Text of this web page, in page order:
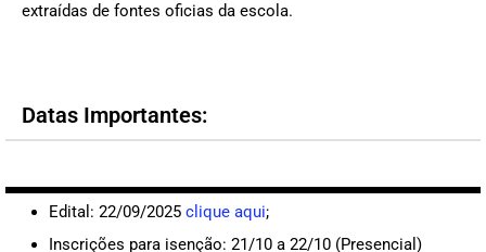
extraídas de fontes oficias da escola.
Datas Importantes:
Edital: 22/09/2025 clique aqui;
Inscrições para isenção: 21/10 a 22/10 (Presencial)